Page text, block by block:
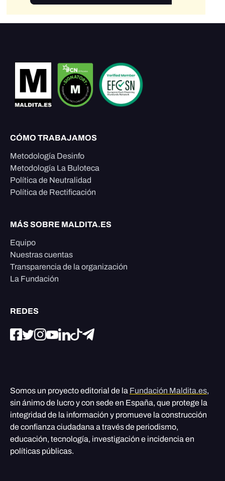
CÓMO TRABAJAMOS
Metodología Desinfo
Metodología La Buloteca
Política de Neutralidad
Política de Rectificación
MÁS SOBRE MALDITA.ES
Equipo
Nuestras cuentas
Transparencia de la organización
La Fundación
REDES
Somos un proyecto editorial de la Fundación Maldita.es,
sin ánimo de lucro y con sede en España, que protege la
integridad de la información y promueve la construcción
de confianza ciudadana a través de periodismo,
educación, tecnología, investigación e incidencia en
políticas públicas.